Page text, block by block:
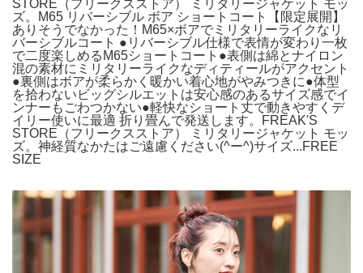
STORE（フリークスストア） ミリタリージャケット モッ
ズ。M65 リバーシブル ボア ショートコート【限定展開】
ありそうでなかった！M65×ボアでミリタリーライクなリ
バーシブルコート ●リバーシブル仕様で表情が変わり一枚
で二度楽しめるM65ショートコート●表側は綿とナイロン
混の素材にミリタリーライクなディティールがアクセント
●裏側はボアが柔らかく暖かい着心地がやみつきに●体型
を拾わないビッグシルエットは安心感のあるサイズ感でイ
ンナーもごわつかない●軽快なショート丈で動きやすくデ
イリー使いに最適 折り畳んで発送します。FREAK'S
STORE（フリークスストア） ミリタリージャケット モッ
ズ。神経質なかたはご遠慮ください(^ー^)サイズ...FREE
SIZE